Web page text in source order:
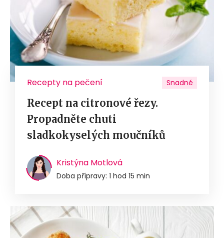
Recepty na pečení Snadné
Recept na citronové řezy.
Propadněte chuti
sladkokyselých moučníků
Kristýna Motlová
Doba přípravy: 1 hod 15 min